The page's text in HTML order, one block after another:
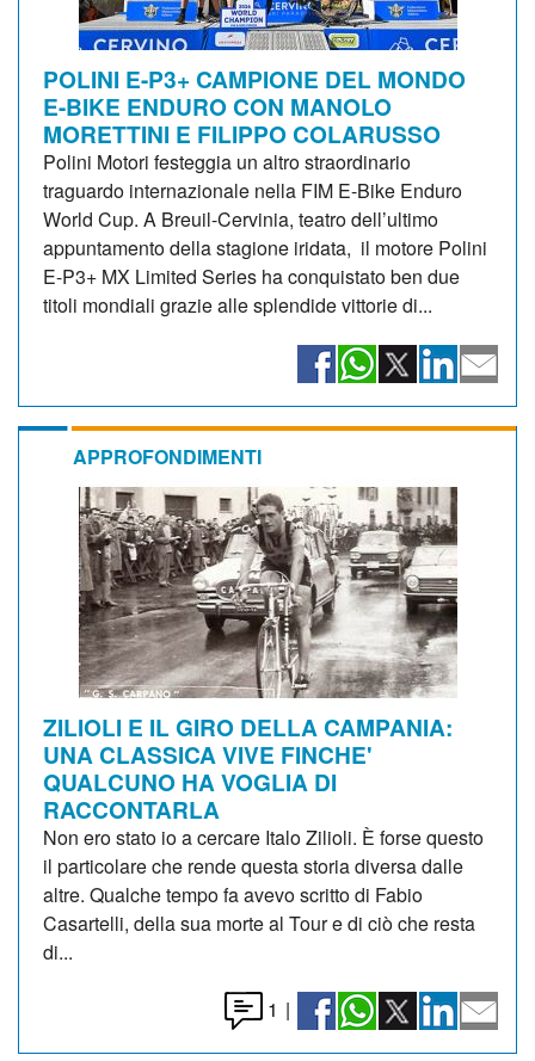
POLINI E-P3+ CAMPIONE DEL MONDO
E-BIKE ENDURO CON MANOLO
MORETTINI E FILIPPO COLARUSSO
Polini Motori festeggia un altro straordinario
traguardo internazionale nella FIM E-Bike Enduro
World Cup. A Breuil-Cervinia, teatro dell’ultimo
appuntamento della stagione iridata, il motore Polini
E-P3+ MX Limited Series ha conquistato ben due
titoli mondiali grazie alle splendide vittorie di...
APPROFONDIMENTI
ZILIOLI E IL GIRO DELLA CAMPANIA:
UNA CLASSICA VIVE FINCHE'
QUALCUNO HA VOGLIA DI
RACCONTARLA
Non ero stato io a cercare Italo Zilioli. È forse questo
il particolare che rende questa storia diversa dalle
altre. Qualche tempo fa avevo scritto di Fabio
Casartelli, della sua morte al Tour e di ciò che resta
di...
1 |